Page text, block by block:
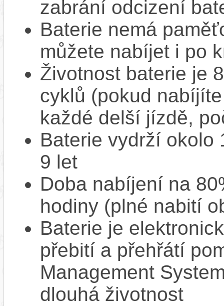
zabrání odcizení
Baterie nemá
můžete nabíjet i po
Životnost baterie je
cyklů (pokud
každé delší jízdě,
Baterie vydrží okolo
9 let
Doba nabíjení na
hodiny (plné nabití
Baterie je
přebití a přehřátí
Management
dlouhá životnost